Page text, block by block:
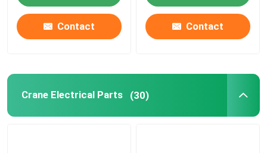
Contact Contact
Crane Electrical Parts (30)